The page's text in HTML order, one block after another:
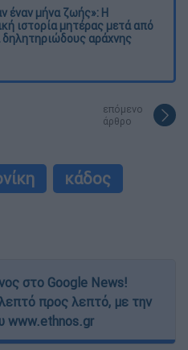
έναν μήνα ζωής»: Η
ιστορία μητέρας μετά από
αράχνης
επόμενο
άρθρο
κάδος
στο Google News!
προς λεπτό, με την
www.ethnos.gr